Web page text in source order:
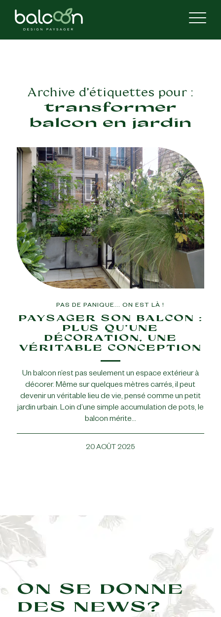
Archive d’étiquettes pour :
transformer
balcon en jardin
PAS DE PANIQUE... ON EST LÀ !
PAYSAGER SON BALCON :
PLUS QU’UNE
DÉCORATION, UNE
VÉRITABLE CONCEPTION
Un balcon n’est pas seulement un espace extérieur à
décorer. Même sur quelques mètres carrés, il peut
devenir un véritable lieu de vie, pensé comme un petit
jardin urbain. Loin d’une simple accumulation de pots, le
balcon mérite…
20 AOÛT 2025
ON SE DONNE
DES NEWS?